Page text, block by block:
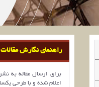
راهنمای نگارش مقالات
برای ارسال مقاله به
اعلام شده و با طرحي